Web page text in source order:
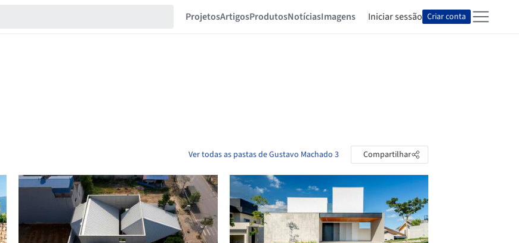
ProjetosArtigosProdutosNotíciasImagens Iniciar sessão Criar conta
Ver todas as pastas de Gustavo Machado 3 Compartilhar